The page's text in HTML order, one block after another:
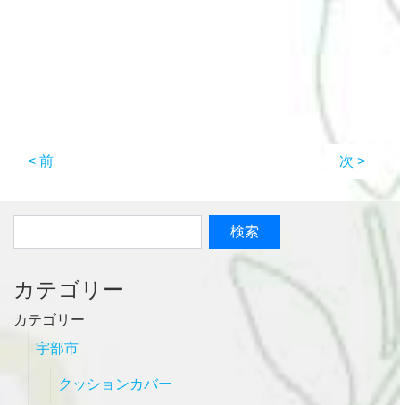
< 前 次 >
カテゴリー
カテゴリー
宇部市
クッションカバー